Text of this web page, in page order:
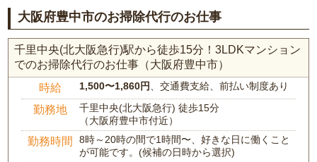
大阪府豊中市のお掃除代行のお仕事
千里中央(北大阪急行)駅から徒歩15分！3LDKマンション
でのお掃除代行のお仕事（大阪府豊中市）
時給 1,500〜1,860円 、交通費支給、前払い制度あり
勤務地
千里中央(北大阪急行) 徒歩15分
（大阪府豊中市付近）
勤務時間
8時～20時の間で1時間〜、好きな日に働くこと
が可能です。(候補の日時から選択)